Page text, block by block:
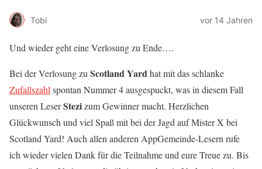
Tobi vor 14 Jahren
Und wieder geht eine Verlosung zu Ende….
Bei der Verlosung zu Scotland Yardhat mit das schlanke
Zufallszahl spontan Nummer 4 ausgespuckt, was in diesem Fall
unseren LeserStezizum Gewinner macht. Herzlichen
Glückwunsch und viel Spaß mit bei der Jagd auf Mister X bei
Scotland Yard! Auch allen anderen AppGemeinde-Lesern rufe
ich wieder vielen Dank für die Teilnahme und eure Treue zu. Bis